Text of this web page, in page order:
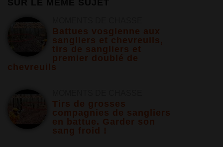
Battues vosgienne aux
sangliers et chevreuils,
tirs de sangliers et
premier doublé de
chevreuils
Tirs de grosses
compagnies de sangliers
en battue. Garder son
sang froid !